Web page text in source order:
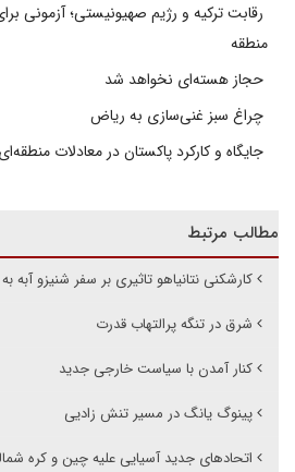
رقابت ترکیه و رژیم صهیونیستی؛ آزمونی
منطقه
حجاز هسته‌ای نخواهد شد
چراغ سبز غنی‌سازی به ریاض
جایگاه و کارکرد پاکستان در معادلات منطقه‌ای
مطالب مرتبط
کارشکنی نتانیاهو تاثیری بر سفر شنیزو آبه
شرق در تنگه پرالتهاب قدرت
کنار آمدن با سیاست خارجی جدید
پینوگ یانگ در مسیر تنش زادیی
اتحادهای جدید آسیایی علیه چین و کره